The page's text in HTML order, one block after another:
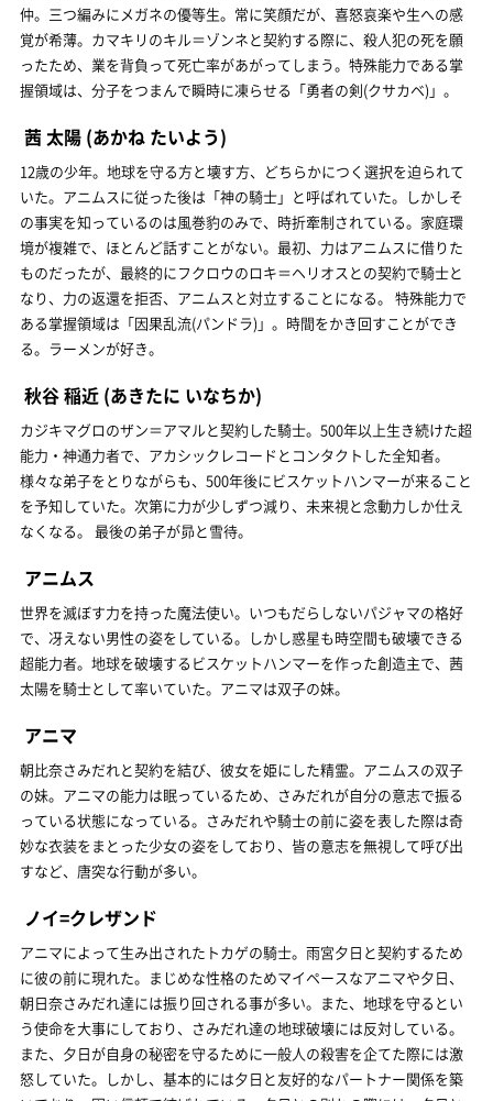
仲。三つ編みにメガネの優等生。常に笑顔だが、喜怒哀楽や生への感
覚が希薄。カマキリのキル＝ゾンネと契約する際に、殺人犯の死を願
ったため、業を背負って死亡率があがってしまう。特殊能力である掌
握領域は、分子をつまんで瞬時に凍らせる「勇者の剣(クサカベ)」。
茜 太陽 (あかね たいよう)
12歳の少年。地球を守る方と壊す方、どちらかにつく選択を迫られて
いた。アニムスに従った後は「神の騎士」と呼ばれていた。しかしそ
の事実を知っているのは風巻豹のみで、時折牽制されている。家庭環
境が複雑で、ほとんど話すことがない。最初、力はアニムスに借りた
ものだったが、最終的にフクロウのロキ＝ヘリオスとの契約で騎士と
なり、力の返還を拒否、アニムスと対立することになる。 特殊能力で
ある掌握領域は「因果乱流(パンドラ)」。時間をかき回すことができ
る。ラーメンが好き。
秋谷 稲近 (あきたに いなちか)
カジキマグロのザン＝アマルと契約した騎士。500年以上生き続けた超
能力・神通力者で、アカシックレコードとコンタクトした全知者。
様々な弟子をとりながらも、500年後にビスケットハンマーが来ること
を予知していた。次第に力が少しずつ減り、未来視と念動力しか仕え
なくなる。 最後の弟子が昴と雪待。
アニムス
世界を滅ぼす力を持った魔法使い。いつもだらしないパジャマの格好
で、冴えない男性の姿をしている。しかし惑星も時空間も破壊できる
超能力者。地球を破壊するビスケットハンマーを作った創造主で、茜
太陽を騎士として率いていた。アニマは双子の妹。
アニマ
朝比奈さみだれと契約を結び、彼女を姫にした精霊。アニムスの双子
の妹。アニマの能力は眠っているため、さみだれが自分の意志で振る
っている状態になっている。さみだれや騎士の前に姿を表した際は奇
妙な衣装をまとった少女の姿をしており、皆の意志を無視して呼び出
すなど、唐突な行動が多い。
ノイ=クレザンド
アニマによって生み出されたトカゲの騎士。雨宮夕日と契約するため
に彼の前に現れた。まじめな性格のためマイペースなアニマや夕日、
朝日奈さみだれ達には振り回される事が多い。また、地球を守るとい
う使命を大事にしており、さみだれ達の地球破壊には反対している。
また、夕日が自身の秘密を守るために一般人の殺害を企てた際には激
怒していた。しかし、基本的には夕日と友好的なパートナー関係を築